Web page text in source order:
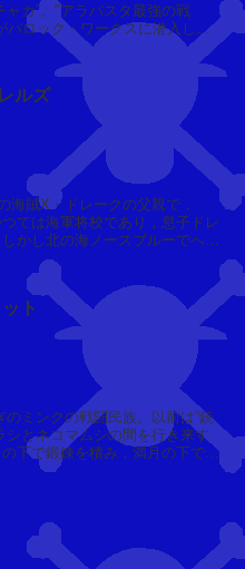
カ”。"アラバスタ最強の戦
バロック・ワークスに潜入して
ルズ
ては海軍将校であり，息子ドレ
かし北の海ノースブルーでへと
ト
シとネコマムシの間を行き来す
下で鍛錬を積み，満月の下でさ